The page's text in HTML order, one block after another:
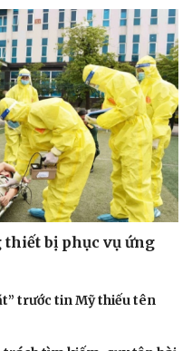
bị phục vụ ứng
trước tin Mỹ thiếu tên